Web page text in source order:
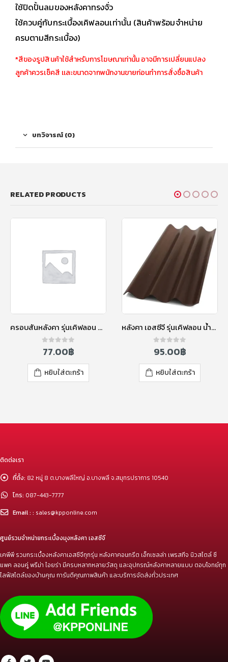
ใช้ปิดปั้นลมของหลังคาทรงจั่ว
ใช้ควบคู่กับกระเบื้องเคิฟลอนเท่านั้น (สินค้าพร้อมจำหน่าย
ครบตามสีกระเบื้อง)
*สีของรูปสินค้าใช้สำหรับการโฆษณาเท่านั้น อาจมีการเปลี่ยนแปลง
ลูกค้าควรเช็คสี เเละขนาดจากพนักงานขายก่อนทำการสั่งซื้อสินค้า
บทวิจารณ์ (0)
RELATED PRODUCTS
ครอบสันหลังคา รุ่นเคิฟลอน สีส้มทอแสง
out of 5
77.00฿
หยิบใส่ตะกร้า
หลังคา เอสซีจี รุ่นเคิฟลอน น้ำตาลทอแสง 120 ซม.
out of 5
95.00฿
หยิบใส่ตะกร้า
ติดต่อเรา
ที่ตั้ง: 82 หมู่ 8 ต.บางพลีใหญ่ อ.บางพลี จ.สมุทรปราการ 10540
โทร: 087-443-7777
Email : : sales@kpponline.com
ศูนย์รวมจำหน่ายกระเบื้องมุงหลังคา เอสซีจี
เคพีพี รวมกระเบื้องหลังคาเอสซีจีทุกรุ่น หลังคาคอนกรีต เอ็กเซลล่า เพรสทีจ นิวสไตล์ ซี
แพค ลอนคู่ พรีม่า ไอยร่า มีครบหลากหลายวัสดุ และอุปกรณ์หลังคาหลายแบบ ตอบโจทย์ทุก
ไลฟ์สไตล์ของบ้านคุณ การันตีคุณภาพสินค้า และบริการจัดส่งทั่วประเทศ